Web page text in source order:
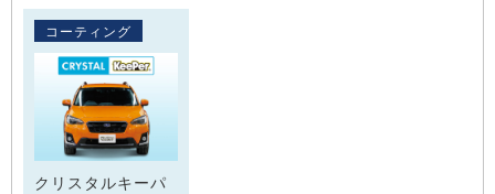
コーティング
クリスタルキーパ